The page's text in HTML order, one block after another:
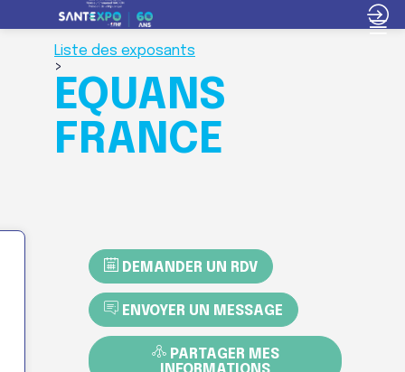
Liste des exposants
>
EQUANS
FRANCE
DEMANDER UN RDV
ENVOYER UN MESSAGE
PARTAGER MES